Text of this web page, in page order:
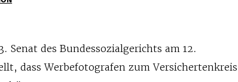
Senat des Bundessozialgerichts am 12.
dass Werbefotografen zum Versichertenkreis